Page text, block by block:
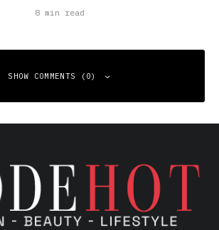
8 min read
SHOW COMMENTS (0)
will not be published.
Required fields